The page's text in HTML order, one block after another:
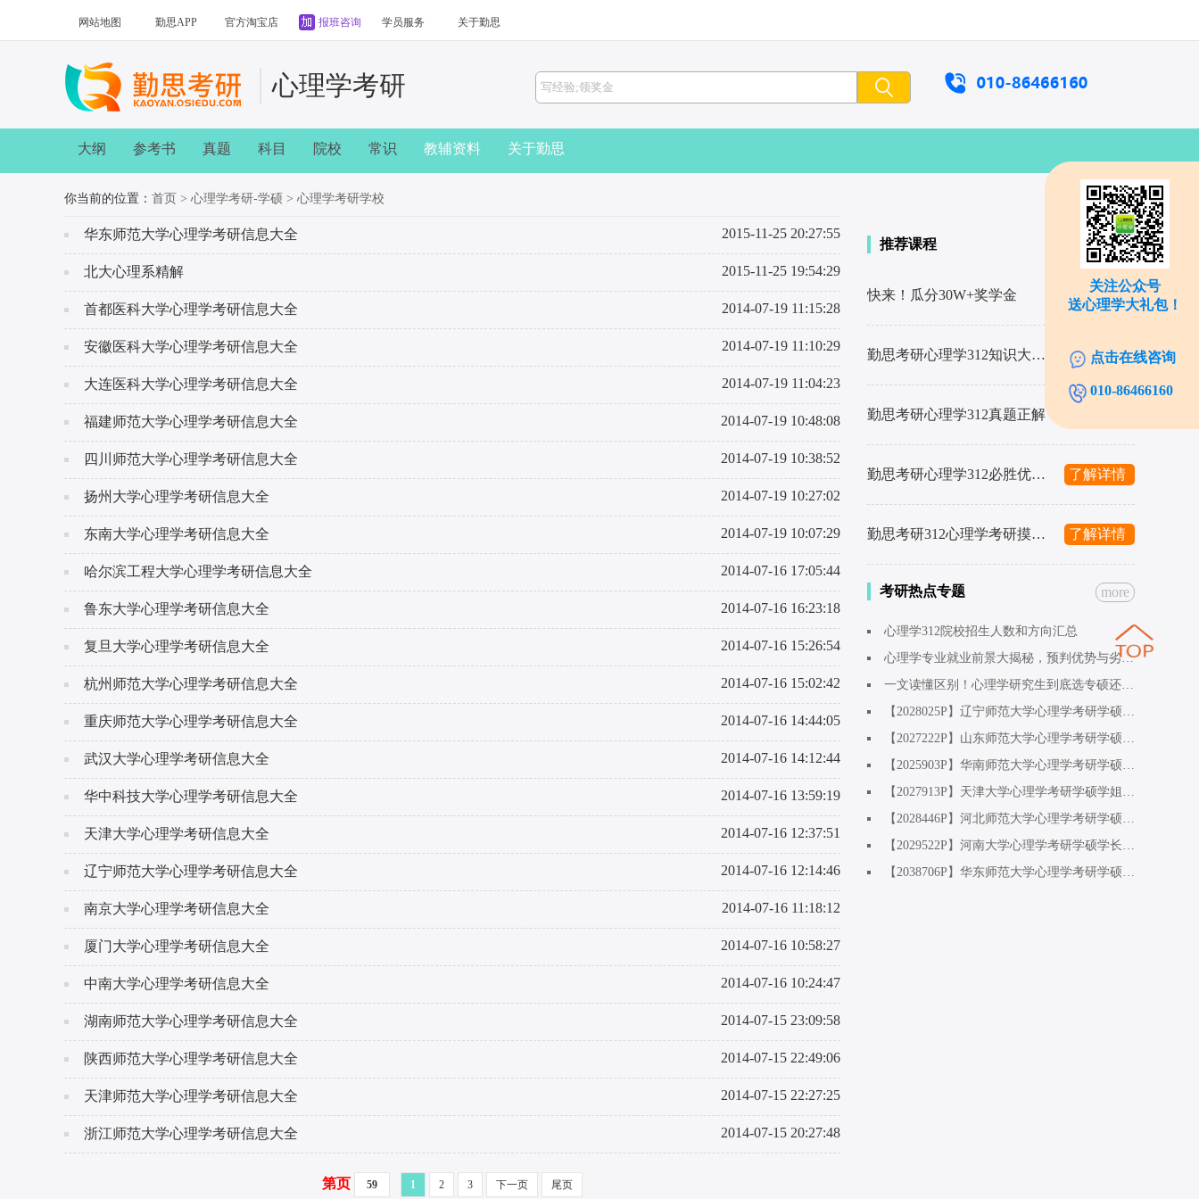
网站地图 勤思APP 官方淘宝店 报班咨询 学员服务 关于勤思
心理学考研
大纲 参考书 真题 科目 院校 常识 教辅资料 关于勤思
你当前的位置： 首页 > 心理学考研-学硕 > 心理学考研学校
华东师范大学心理学考研信息大全 2015-11-25 20:27:55
北大心理系精解 2015-11-25 19:54:29
首都医科大学心理学考研信息大全 2014-07-19 11:15:28
安徽医科大学心理学考研信息大全 2014-07-19 11:10:29
大连医科大学心理学考研信息大全 2014-07-19 11:04:23
福建师范大学心理学考研信息大全 2014-07-19 10:48:08
四川师范大学心理学考研信息大全 2014-07-19 10:38:52
扬州大学心理学考研信息大全 2014-07-19 10:27:02
东南大学心理学考研信息大全 2014-07-19 10:07:29
哈尔滨工程大学心理学考研信息大全 2014-07-16 17:05:44
鲁东大学心理学考研信息大全 2014-07-16 16:23:18
复旦大学心理学考研信息大全 2014-07-16 15:26:54
杭州师范大学心理学考研信息大全 2014-07-16 15:02:42
重庆师范大学心理学考研信息大全 2014-07-16 14:44:05
武汉大学心理学考研信息大全 2014-07-16 14:12:44
华中科技大学心理学考研信息大全 2014-07-16 13:59:19
天津大学心理学考研信息大全 2014-07-16 12:37:51
辽宁师范大学心理学考研信息大全 2014-07-16 12:14:46
南京大学心理学考研信息大全 2014-07-16 11:18:12
厦门大学心理学考研信息大全 2014-07-16 10:58:27
中南大学心理学考研信息大全 2014-07-16 10:24:47
湖南师范大学心理学考研信息大全 2014-07-15 23:09:58
陕西师范大学心理学考研信息大全 2014-07-15 22:49:06
天津师范大学心理学考研信息大全 2014-07-15 22:27:25
浙江师范大学心理学考研信息大全 2014-07-15 20:27:48
第页 59 1 2 3 下一页 尾页
推荐课程
快来！瓜分30W+奖学金 了解详情
勤思考研心理学312知识大全解 了解详情
勤思考研心理学312真题正解
勤思考研心理学312必胜优题库 了解详情
勤思考研312心理学考研摸底预测冲刺4套卷 了解详情
考研热点专题 more
心理学312院校招生人数和方向汇总
心理学专业就业前景大揭秘，预判优势与劣势。
一文读懂区别！心理学研究生到底选专硕还是学硕呢？
【2028025P】辽宁师范大学心理学考研学硕应用心理学方向学姐：早点开始准备！心态会稳
【2027222P】山东师范大学心理学考研学硕应用心理方向学姐：考研是最开心的一段时光
【2025903P】华南师范大学心理学考研学硕基础心理学方向学姐：上天不会辜负为梦想奋斗的人
【2027913P】天津大学心理学考研学硕学姐（调剂上岸）：人工智能专业跨考，初试410+
【2028446P】河北师范大学心理学考研学硕基础方向学姐：双非二战上岸，复试逆袭上岸
【2029522P】河南大学心理学考研学硕学长：专业课260+，一战成硕
【2038706P】华东师范大学心理学考研学硕发教方向学姐：工作两年后考研上岸，专业课260+
关注公众号
送心理学大礼包！
点击在线咨询
010-86466160